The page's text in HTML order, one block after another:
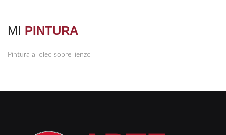
MI PINTURA
Pintura al oleo sobre lienzo